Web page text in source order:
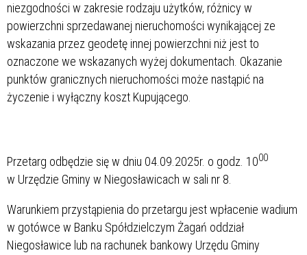
niezgodności w zakresie rodzaju użytków, różnicy w
powierzchni sprzedawanej nieruchomości wynikającej ze
wskazania przez geodetę innej powierzchni niż jest to
oznaczone we wskazanych wyżej dokumentach. Okazanie
punktów granicznych nieruchomości może nastąpić na
życzenie i wyłączny koszt Kupującego.
Przetarg odbędzie się w dniu 04.09.2025r. o godz. 1000
w Urzędzie Gminy w Niegosławicach w sali nr 8.
Warunkiem przystąpienia do przetargu jest wpłacenie wadium
w gotówce w Banku Spółdzielczym Żagań oddział
Niegosławice lub na rachunek bankowy Urzędu Gminy